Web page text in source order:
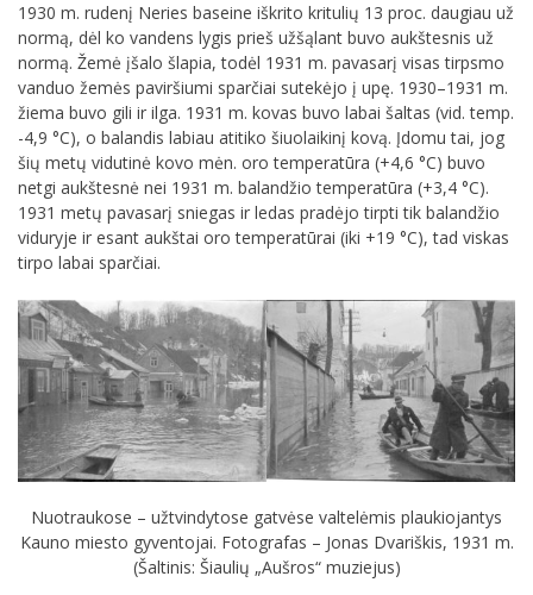
1930 m. rudenį Neries baseine iškrito kritulių 13 proc. daugiau už
normą, dėl ko vandens lygis prieš užšąlant buvo aukštesnis už
normą. Žemė įšalo šlapia, todėl 1931 m. pavasarį visas tirpsmo
vanduo žemės paviršiumi sparčiai sutekėjo į upę. 1930–1931 m.
žiema buvo gili ir ilga. 1931 m. kovas buvo labai šaltas (vid. temp.
-4,9 °C), o balandis labiau atitiko šiuolaikinį kovą. Įdomu tai, jog
šių metų vidutinė kovo mėn. oro temperatūra (+4,6 °C) buvo
netgi aukštesnė nei 1931 m. balandžio temperatūra (+3,4 °C).
1931 metų pavasarį sniegas ir ledas pradėjo tirpti tik balandžio
viduryje ir esant aukštai oro temperatūrai (iki +19 °C), tad viskas
tirpo labai sparčiai.
Nuotraukose – užtvindytose gatvėse valtelėmis plaukiojantys
Kauno miesto gyventojai. Fotografas – Jonas Dvariškis, 1931 m.
(Šaltinis: Šiaulių „Aušros“ muziejus)